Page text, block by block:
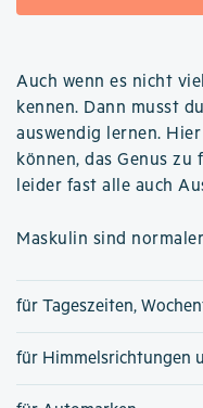
Auch wenn es nicht
kennen. Dann musst
auswendig lernen.
können, das Genus zu
leider fast alle auch
Maskulin sind
für Tageszeiten,
für Himmelsrichtungen